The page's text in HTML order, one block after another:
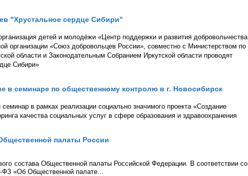
"Хрустальное сердце Сибири"
детей и молодёжи «Центр поддержки и развития добровольчества
организации «Союз добровольцев России», совместно с Министерством по
области и Законодательным Собранием Иркутской области проводят
Сибири»
в семинаре по общественному контролю в г. Новосибирск
в рамках реализации социально значимого проекта «Создание
качества социальных услуг в сфере образования и здравоохранения
палаты России
состава Общественной палаты Российской Федерации. В соответствии со
«Об Общественной палате...